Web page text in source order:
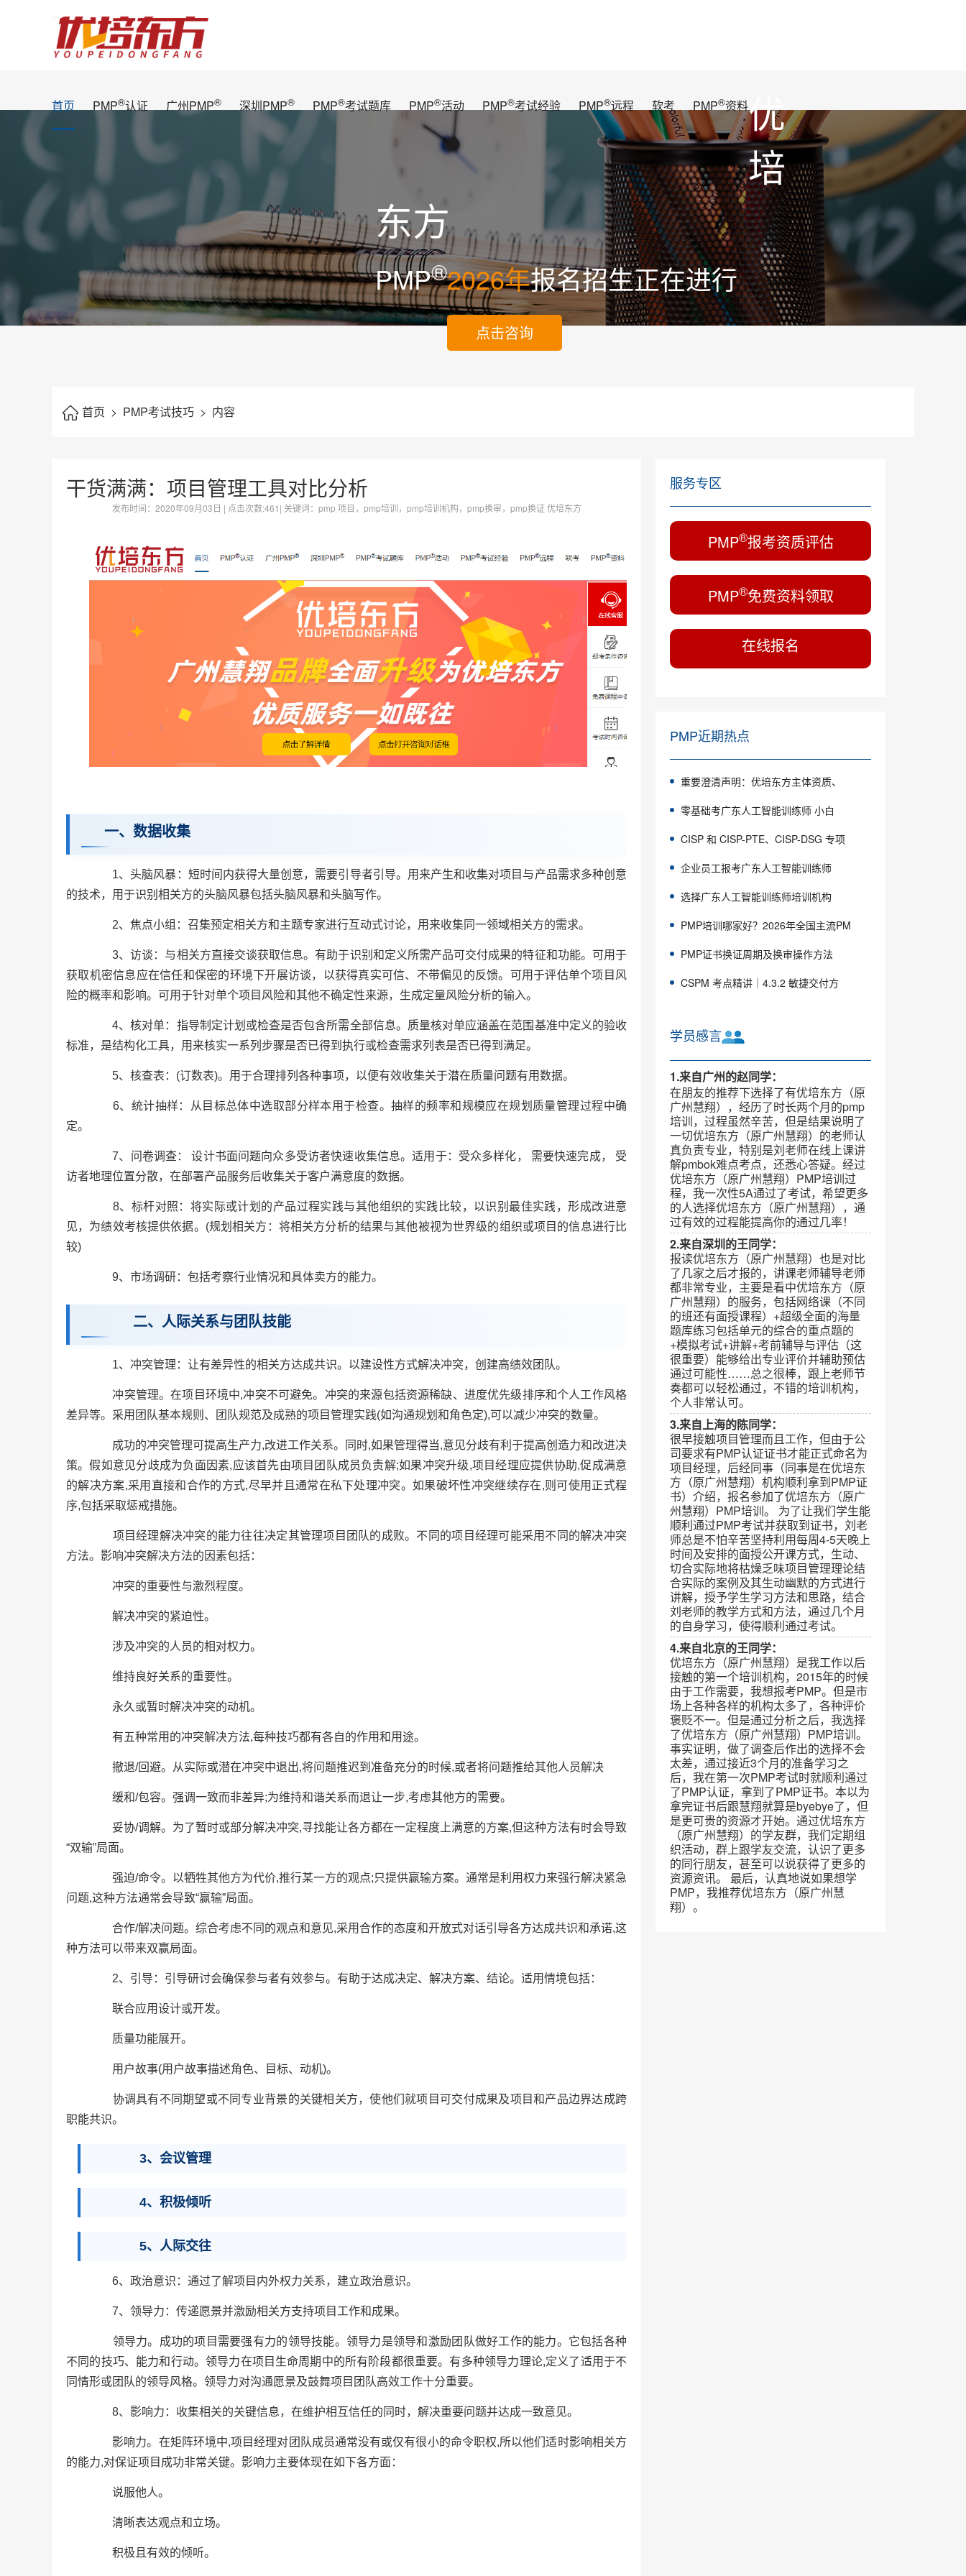
首页 PMP®认证 广州PMP® 深圳PMP® PMP®考试题库 PMP®活动 PMP®考试经验 PMP®远程 软考 PMP®资料优
培
东方
PMP®2026年报名招生正在进行
点击咨询
首页 > PMP考试技巧 > 内容
干货满满：项目管理工具对比分析
发布时间： 2020年09月03日 | 点击次数:461| 关键词：pmp 项目，pmp培训，pmp培训机构，pmp换审，pmp换证 优培东方
一、数据收集
1、头脑风暴：短时间内获得大量创意，需要引导者引导。用来产生和收集对项目与产品需求多种创意
的技术，用于识别相关方的头脑风暴包括头脑风暴和头脑写作。
2、焦点小组：召集预定相关方和主题专家进行互动式讨论，用来收集同一领域相关方的需求。
3、访谈：与相关方直接交谈获取信息。有助于识别和定义所需产品可交付成果的特征和功能。可用于
获取机密信息应在信任和保密的环境下开展访谈，以获得真实可信、不带偏见的反馈。可用于评估单个项目风
险的概率和影响。可用于针对单个项目风险和其他不确定性来源，生成定量风险分析的输入。
4、核对单：指导制定计划或检查是否包含所需全部信息。质量核对单应涵盖在范围基准中定义的验收
标准，是结构化工具，用来核实一系列步骤是否已得到执行或检查需求列表是否已得到满足。
5、核查表：(订数表)。用于合理排列各种事项，以便有效收集关于潜在质量问题有用数据。
6、统计抽样：从目标总体中选取部分样本用于检查。抽样的频率和规模应在规划质量管理过程中确
定。
7、问卷调查： 设计书面问题向众多受访者快速收集信息。适用于：受众多样化， 需要快速完成， 受
访者地理位置分散，在部署产品服务后收集关于客户满意度的数据。
8、标杆对照：将实际或计划的产品过程实践与其他组织的实践比较，以识别最佳实践，形成改进意
见，为绩效考核提供依据。(规划相关方：将相关方分析的结果与其他被视为世界级的组织或项目的信息进行比
较)
9、市场调研：包括考察行业情况和具体卖方的能力。
二、人际关系与团队技能
1、冲突管理：让有差异性的相关方达成共识。以建设性方式解决冲突，创建高绩效团队。
冲突管理。在项目环境中,冲突不可避免。冲突的来源包括资源稀缺、进度优先级排序和个人工作风格
差异等。采用团队基本规则、团队规范及成熟的项目管理实践(如沟通规划和角色定),可以减少冲突的数量。
成功的冲突管理可提高生产力,改进工作关系。同时,如果管理得当,意见分歧有利于提高创造力和改进决
策。假如意见分歧成为负面因素,应该首先由项目团队成员负责解;如果冲突升级,项目经理应提供协助,促成满意
的解决方案,采用直接和合作的方式,尽早并且通常在私下处理冲突。如果破坏性冲突继续存在,则可使用正式程
序,包括采取惩戒措施。
项目经理解决冲突的能力往往决定其管理项目团队的成败。不同的项目经理可能采用不同的解决冲突
方法。影响冲突解决方法的因素包括：
冲突的重要性与激烈程度。
解决冲突的紧迫性。
涉及冲突的人员的相对权力。
维持良好关系的重要性。
永久或暂时解决冲突的动机。
有五种常用的冲突解决方法,每种技巧都有各自的作用和用途。
撤退/回避。从实际或潜在冲突中退出,将问题推迟到准备充分的时候,或者将问题推给其他人员解决
缓和/包容。强调一致而非差异;为维持和谐关系而退让一步,考虑其他方的需要。
妥协/调解。为了暂时或部分解决冲突,寻找能让各方都在一定程度上满意的方案,但这种方法有时会导致
“双输”局面。
强迫/命令。以牺牲其他方为代价,推行某一方的观点;只提供赢输方案。通常是利用权力来强行解决紧急
问题,这种方法通常会导致“赢输”局面。
合作/解决问题。综合考虑不同的观点和意见,采用合作的态度和开放式对话引导各方达成共识和承诺,这
种方法可以带来双赢局面。
2、引导：引导研讨会确保参与者有效参与。有助于达成决定、解决方案、结论。适用情境包括：
联合应用设计或开发。
质量功能展开。
用户故事(用户故事描述角色、目标、动机)。
协调具有不同期望或不同专业背景的关键相关方，使他们就项目可交付成果及项目和产品边界达成跨
职能共识。
3、会议管理
4、积极倾听
5、人际交往
6、政治意识：通过了解项目内外权力关系，建立政治意识。
7、领导力：传递愿景并激励相关方支持项目工作和成果。
领导力。成功的项目需要强有力的领导技能。领导力是领导和激励团队做好工作的能力。它包括各种
不同的技巧、能力和行动。领导力在项目生命周期中的所有阶段都很重要。有多种领导力理论,定义了适用于不
同情形或团队的领导风格。领导力对沟通愿景及鼓舞项目团队高效工作十分重要。
8、影响力：收集相关的关键信息，在维护相互信任的同时，解决重要问题并达成一致意见。
影响力。在矩阵环境中,项目经理对团队成员通常没有或仅有很小的命令职权,所以他们适时影响相关方
的能力,对保证项目成功非常关键。影响力主要体现在如下各方面：
说服他人。
清晰表达观点和立场。
积极且有效的倾听。
服务专区
PMP®报考资质评估
PMP®免费资料领取
在线报名
PMP近期热点
重要澄清声明：优培东方主体资质、
零基础考广东人工智能训练师 小白
CISP 和 CISP-PTE、CISP-DSG 专项
企业员工报考广东人工智能训练师
选择广东人工智能训练师培训机构
PMP培训哪家好？2026年全国主流PM
PMP证书换证周期及换审操作方法
CSPM 考点精讲｜4.3.2 敏捷交付方
学员感言
1.来自广州的赵同学：
在朋友的推荐下选择了有优培东方（原
广州慧翔），经历了时长两个月的pmp
培训，过程虽然辛苦，但是结果说明了
一切优培东方（原广州慧翔）的老师认
真负责专业，特别是刘老师在线上课讲
解pmbok难点考点，还悉心答疑。经过
优培东方（原广州慧翔）PMP培训过
程，我一次性5A通过了考试，希望更多
的人选择优培东方（原广州慧翔），通
过有效的过程能提高你的通过几率！
2.来自深圳的王同学：
报读优培东方（原广州慧翔）也是对比
了几家之后才报的，讲课老师辅导老师
都非常专业，主要是看中优培东方（原
广州慧翔）的服务，包括网络课（不同
的班还有面授课程）+超级全面的海量
题库练习包括单元的综合的重点题的
+模拟考试+讲解+考前辅导与评估（这
很重要）能够给出专业评价并辅助预估
通过可能性……总之很棒，跟上老师节
奏都可以轻松通过，不错的培训机构，
个人非常认可。
3.来自上海的陈同学：
很早接触项目管理而且工作，但由于公
司要求有PMP认证证书才能正式命名为
项目经理，后经同事（同事是在优培东
方（原广州慧翔）机构顺利拿到PMP证
书）介绍，报名参加了优培东方（原广
州慧翔）PMP培训。 为了让我们学生能
顺利通过PMP考试并获取到证书，刘老
师总是不怕辛苦坚持利用每周4-5天晚上
时间及安排的面授公开课方式，生动、
切合实际地将枯燥乏味项目管理理论结
合实际的案例及其生动幽默的方式进行
讲解，授予学生学习方法和思路，结合
刘老师的教学方式和方法，通过几个月
的自身学习，使得顺利通过考试。
4.来自北京的王同学：
优培东方（原广州慧翔）是我工作以后
接触的第一个培训机构，2015年的时候
由于工作需要，我想报考PMP。但是市
场上各种各样的机构太多了，各种评价
褒贬不一。但是通过分析之后，我选择
了优培东方（原广州慧翔）PMP培训。
事实证明，做了调查后作出的选择不会
太差，通过接近3个月的准备学习之
后，我在第一次PMP考试时就顺利通过
了PMP认证，拿到了PMP证书。本以为
拿完证书后跟慧翔就算是byebye了，但
是更可贵的资源才开始。通过优培东方
（原广州慧翔）的学友群，我们定期组
织活动，群上跟学友交流，认识了更多
的同行朋友，甚至可以说获得了更多的
资源资讯。 最后，认真地说如果想学
PMP，我推荐优培东方（原广州慧
翔）。